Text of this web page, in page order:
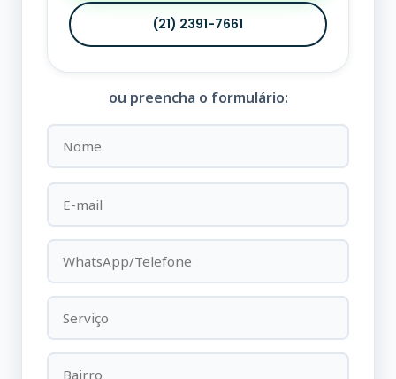
(21) 2391-7661
ou preencha o formulário: